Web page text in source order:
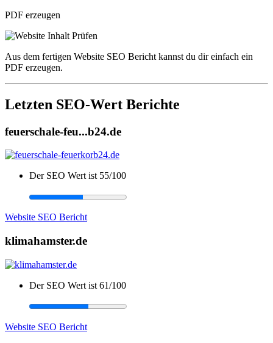
PDF erzeugen
Aus dem fertigen Website SEO Bericht kannst du dir einfach ein
PDF erzeugen.
Letzten SEO-Wert Berichte
feuerschale-feu...b24.de
Der SEO Wert ist 55/100
Website SEO Bericht
klimahamster.de
Der SEO Wert ist 61/100
Website SEO Bericht